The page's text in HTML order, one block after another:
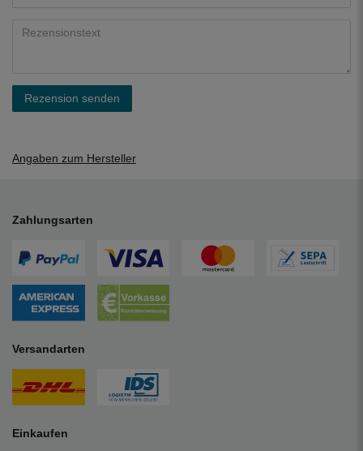
Rezension senden
Angaben zum Hersteller
Zahlungsarten
Versandarten
Einkaufen